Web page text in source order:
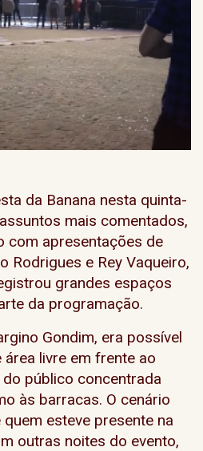
da Banana nesta quinta-
mais comentados,
com apresentações de
Rodrigues e Rey Vaqueiro,
grandes espaços
da programação.
Gondim, era possível
livre em frente ao
público concentrada
às barracas. O cenário
esteve presente na
outras noites do evento,